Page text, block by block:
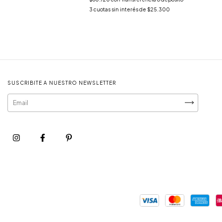
3 cuotas sin interés de $25.300
SUSCRIBITE A NUESTRO NEWSLETTER